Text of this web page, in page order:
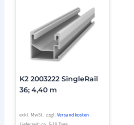
K2 2003222 SingleRail
36; 4,40 m
exkl. MwSt. zzgl.Versandkosten